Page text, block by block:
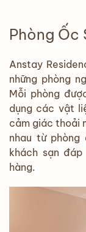
Phòng Ốc
Anstay
những phòng
Mỗi phòng
dụng các vật
cảm giác thoải
nhau từ phòng
khách sạn
hàng.